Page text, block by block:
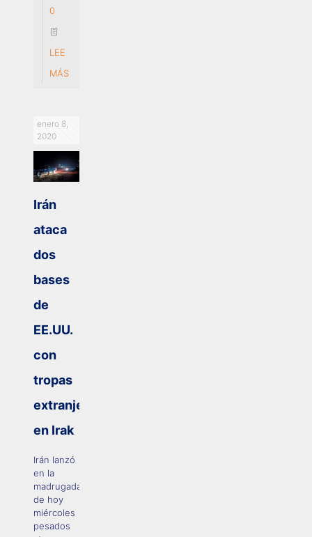
0
LEE
MÁS
enero 8,
2020
Irán
ataca
dos
bases
de
EE.UU.
con
tropas
extranjeras
en Irak
Irán lanzó
en la
madrugada
de hoy
miércoles
pesados